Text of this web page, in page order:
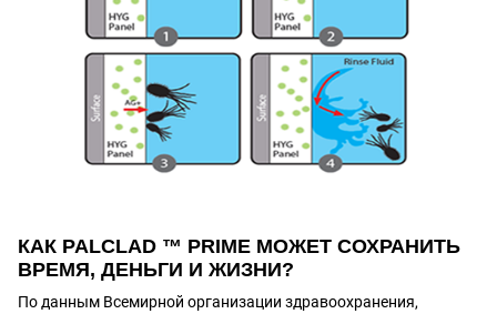
КАК PALCLAD ™ PRIME МОЖЕТ СОХРАНИТЬ
ВРЕМЯ, ДЕНЬГИ И ЖИЗНИ?
По данным Всемирной организации здравоохранения,